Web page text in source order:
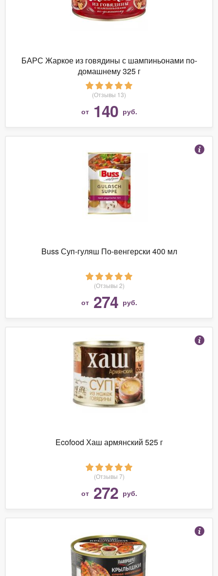
БАРС Жаркое из говядины с шампиньонами по-
домашнему 325 г
(Отзывы 13)
от 140 руб.
Buss Суп-гуляш По-венгерски 400 мл
(Отзывы 2)
от 274 руб.
Ecofood Хаш армянский 525 г
(Отзывы 7)
от 272 руб.